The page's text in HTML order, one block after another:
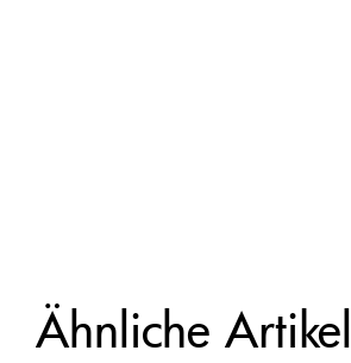
Ähnliche Artikel